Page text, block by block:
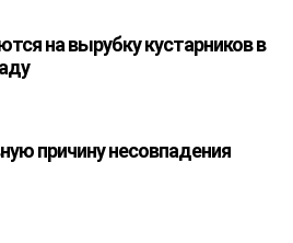
на вырубку кустарников в
причину несовпадения